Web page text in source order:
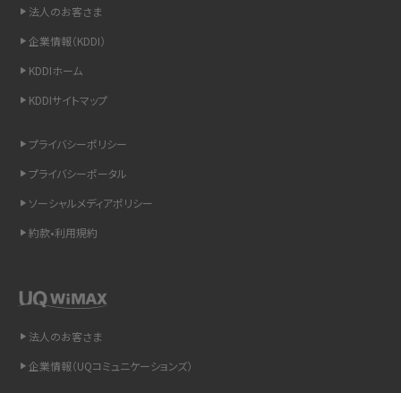
iCloudの使用容量を減らす9つの方法！使用状況の確認手順も紹介
インスタのDMの送り方は？便利機能の使い方や注意点をわかりやすく解説
「iPhoneを探す」の使い方と設定方法を紹介！ブラウザやアプリから探す方法を
詳しく解説
Wi-Fiを快適に使うための速度はどれくらい？用途別の目安・回線ごとの平均を
法人のお客さま
企業情報（KDDI）
KDDIホーム
KDDIサイトマップ
プライバシーポリシー
プライバシーポータル
ソーシャルメディアポリシー
約款•利用規約
法人のお客さま
企業情報（UQコミュニケーションズ）